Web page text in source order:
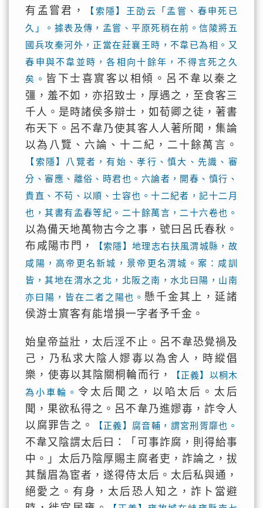
有孟嘗君，
【索隱】王劭云「孟嘗、春申死已
久」。據表及傳，孟嘗、平原死稍在前。信陵將五
國兵攻秦河外，正當在莊襄王時，不韋已為相。又
春申與不韋並時，各相向十餘年，不得言死之久
矣。 皆下士喜賔客以相傾。呂不韋以秦之
彊，羞不如，亦招致士，厚遇之，至食客三
千人。是時諸侯多辯士，如荀卿之徒，著書
布天下。呂不韋乃使其客人人著所聞，集論
以為八覽、六論、十二紀，二十餘萬言。
【索隱】八覽者，有始、孝行、慎大、先識、審
分、審應、離俗、時君也。六論者，開春、慎行、
貴直、不苟、以順、士容也。十二紀者，記十二月
也，其書有孟春等紀。二十餘萬言，二十六卷也。
以為備天地萬物古今之事，號曰呂氏春秋。
布咸陽市門，
【索隱】地理志右扶風渭城縣，故
咸陽，高帝更名新城，景帝更名渭城。案：咸訓
皆，其地在渭水之北，北阪之南，水北曰陽，山南
亦曰陽，皆在二者之陽也。懸千金其上，延諸
侯游士賔客有能增損一字者予千金。
始皇帝益壯，太后淫不止。呂不韋恐覺禍及
己，乃私求大陰人嫪毐以為舍人，時縱倡
樂，使毐以其陰關桐輪而行，
【正義】以桐木
為小車輪。 令太后聞之，以啗太后。太后
聞，果欲私得之。呂不韋乃進嫪毐，詐令人
以腐罪告之。
【正義】腐音輔，謂宮刑胥靡也。
不韋又陰謂太后曰：「可事詐腐，則得給事
中。」太后乃陰厚賜主腐者吏，詐論之，拔
其鬚眉為宦者，遂得侍太后。太后私與通，
絕愛之。有身，太后恐人知之，詐卜當避